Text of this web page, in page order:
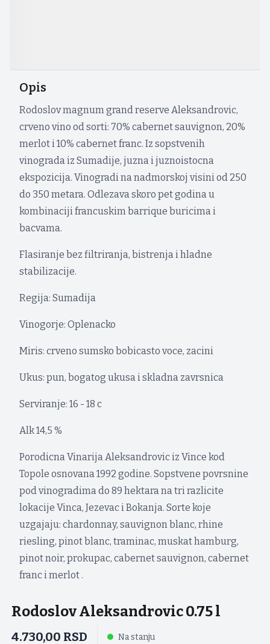
Opis
Rodoslov magnum grand reserve Aleksandrovic,
crveno vino od sorti: 70% cabernet sauvignon, 20%
merlot i 10% cabernet franc. Iz sopstvenih
vinograda iz Sumadije, juzna i juznoistocna
ekspozicija. Vinogradi na nadmorskoj visini od 250
do 350 metara. Odlezava skoro pet godina u
kombinaciji francuskim barrique buricima i
bacvama.
Flasiranje bez filtriranja, bistrenja i hladne
stabilizacije.
Regija: Sumadija
Vinogorje: Oplenacko
Miris: crveno sumsko bobicasto voce, zacini
Ukus: pun, bogatog ukusa i skladna zavrsnica
Serviranje: 16 - 18 c
Alk 14,5 %
Porodicna Vinarija Aleksandrovic iz Vince kod
Topole osnovana 1992 godine. Sopstvene povrsnine
pod vinogradima do 89 hektara na tri razlicite
lokacije Vinca, Jezevac i Bokanja. Sorte koje
uzgajaju: chardonnay, sauvignon blanc, rhine
riesling, pinot blanc, traminac, muskat hamburg,
pinot noir, prokupac, cabernet sauvignon, cabernet
franc i merlot .
Rodoslov Aleksandrovic 0.75 l
4.730,00 RSD Na stanju